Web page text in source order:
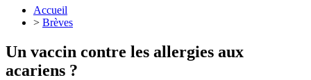
Accueil
> Brèves
Un vaccin contre les allergies aux
acariens ?